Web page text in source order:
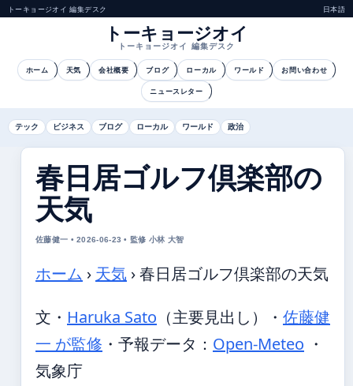
トーキョージオイ 編集デスク 日本語
トーキョージオイ
トーキョージオイ 編集デスク
ホーム 天気 会社概要 ブログ ローカル ワールド お問い合わせ
ニュースレター
テック ビジネス ブログ ローカル ワールド 政治
春日居ゴルフ倶楽部の
天気
佐藤健一 • 2026-06-23 • 監修 小林 大智
ホーム › 天気 ›春日居ゴルフ倶楽部の天気
文・ Haruka Sato （主要見出し） ・ 佐藤健
一 が監修 ・ 予報データ： Open-Meteo ・
気象庁